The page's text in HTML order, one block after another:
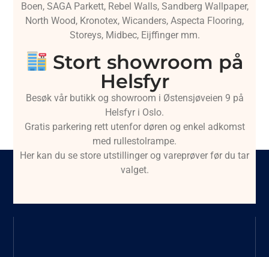
Boen, SAGA Parkett, Rebel Walls, Sandberg Wallpaper,
North Wood, Kronotex, Wicanders, Aspecta Flooring,
Storeys, Midbec, Eijffinger mm.
Stort showroom på
Helsfyr
Besøk vår butikk og showroom i Østensjøveien 9 på
Helsfyr i Oslo.
Gratis parkering rett utenfor døren og enkel adkomst
med rullestolrampe.
Her kan du se store utstillinger og vareprøver før du tar
valget.